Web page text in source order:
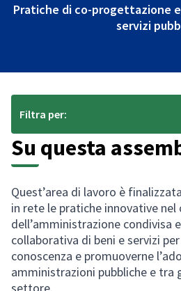
Pratiche di co-progettazione
servizi
Su questa
Quest’area di lavoro è
in rete le pratiche innovative nel
dell’amministrazione condivisa
collaborativa di beni e servizi
conoscenza e promuoverne
amministrazioni pubbliche e tra
settore.
Filtra per: